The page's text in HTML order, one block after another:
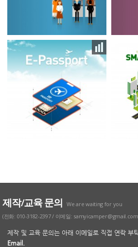
제작/교육 문의
We are waiting for you
(전화: 010-3182-2397 / 이메일:
제작 및 교육 문의는 아래 이메일로 직접 연락 부
Email.